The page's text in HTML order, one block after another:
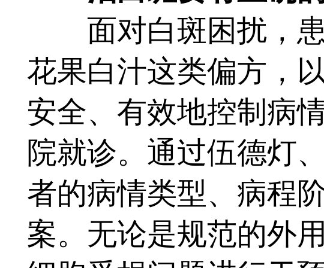
面对白斑困扰，患
花果白汁这类偏方，
安全、有效地控制病
院就诊。通过伍德灯
者的病情类型、病程
案。无论是规范的外